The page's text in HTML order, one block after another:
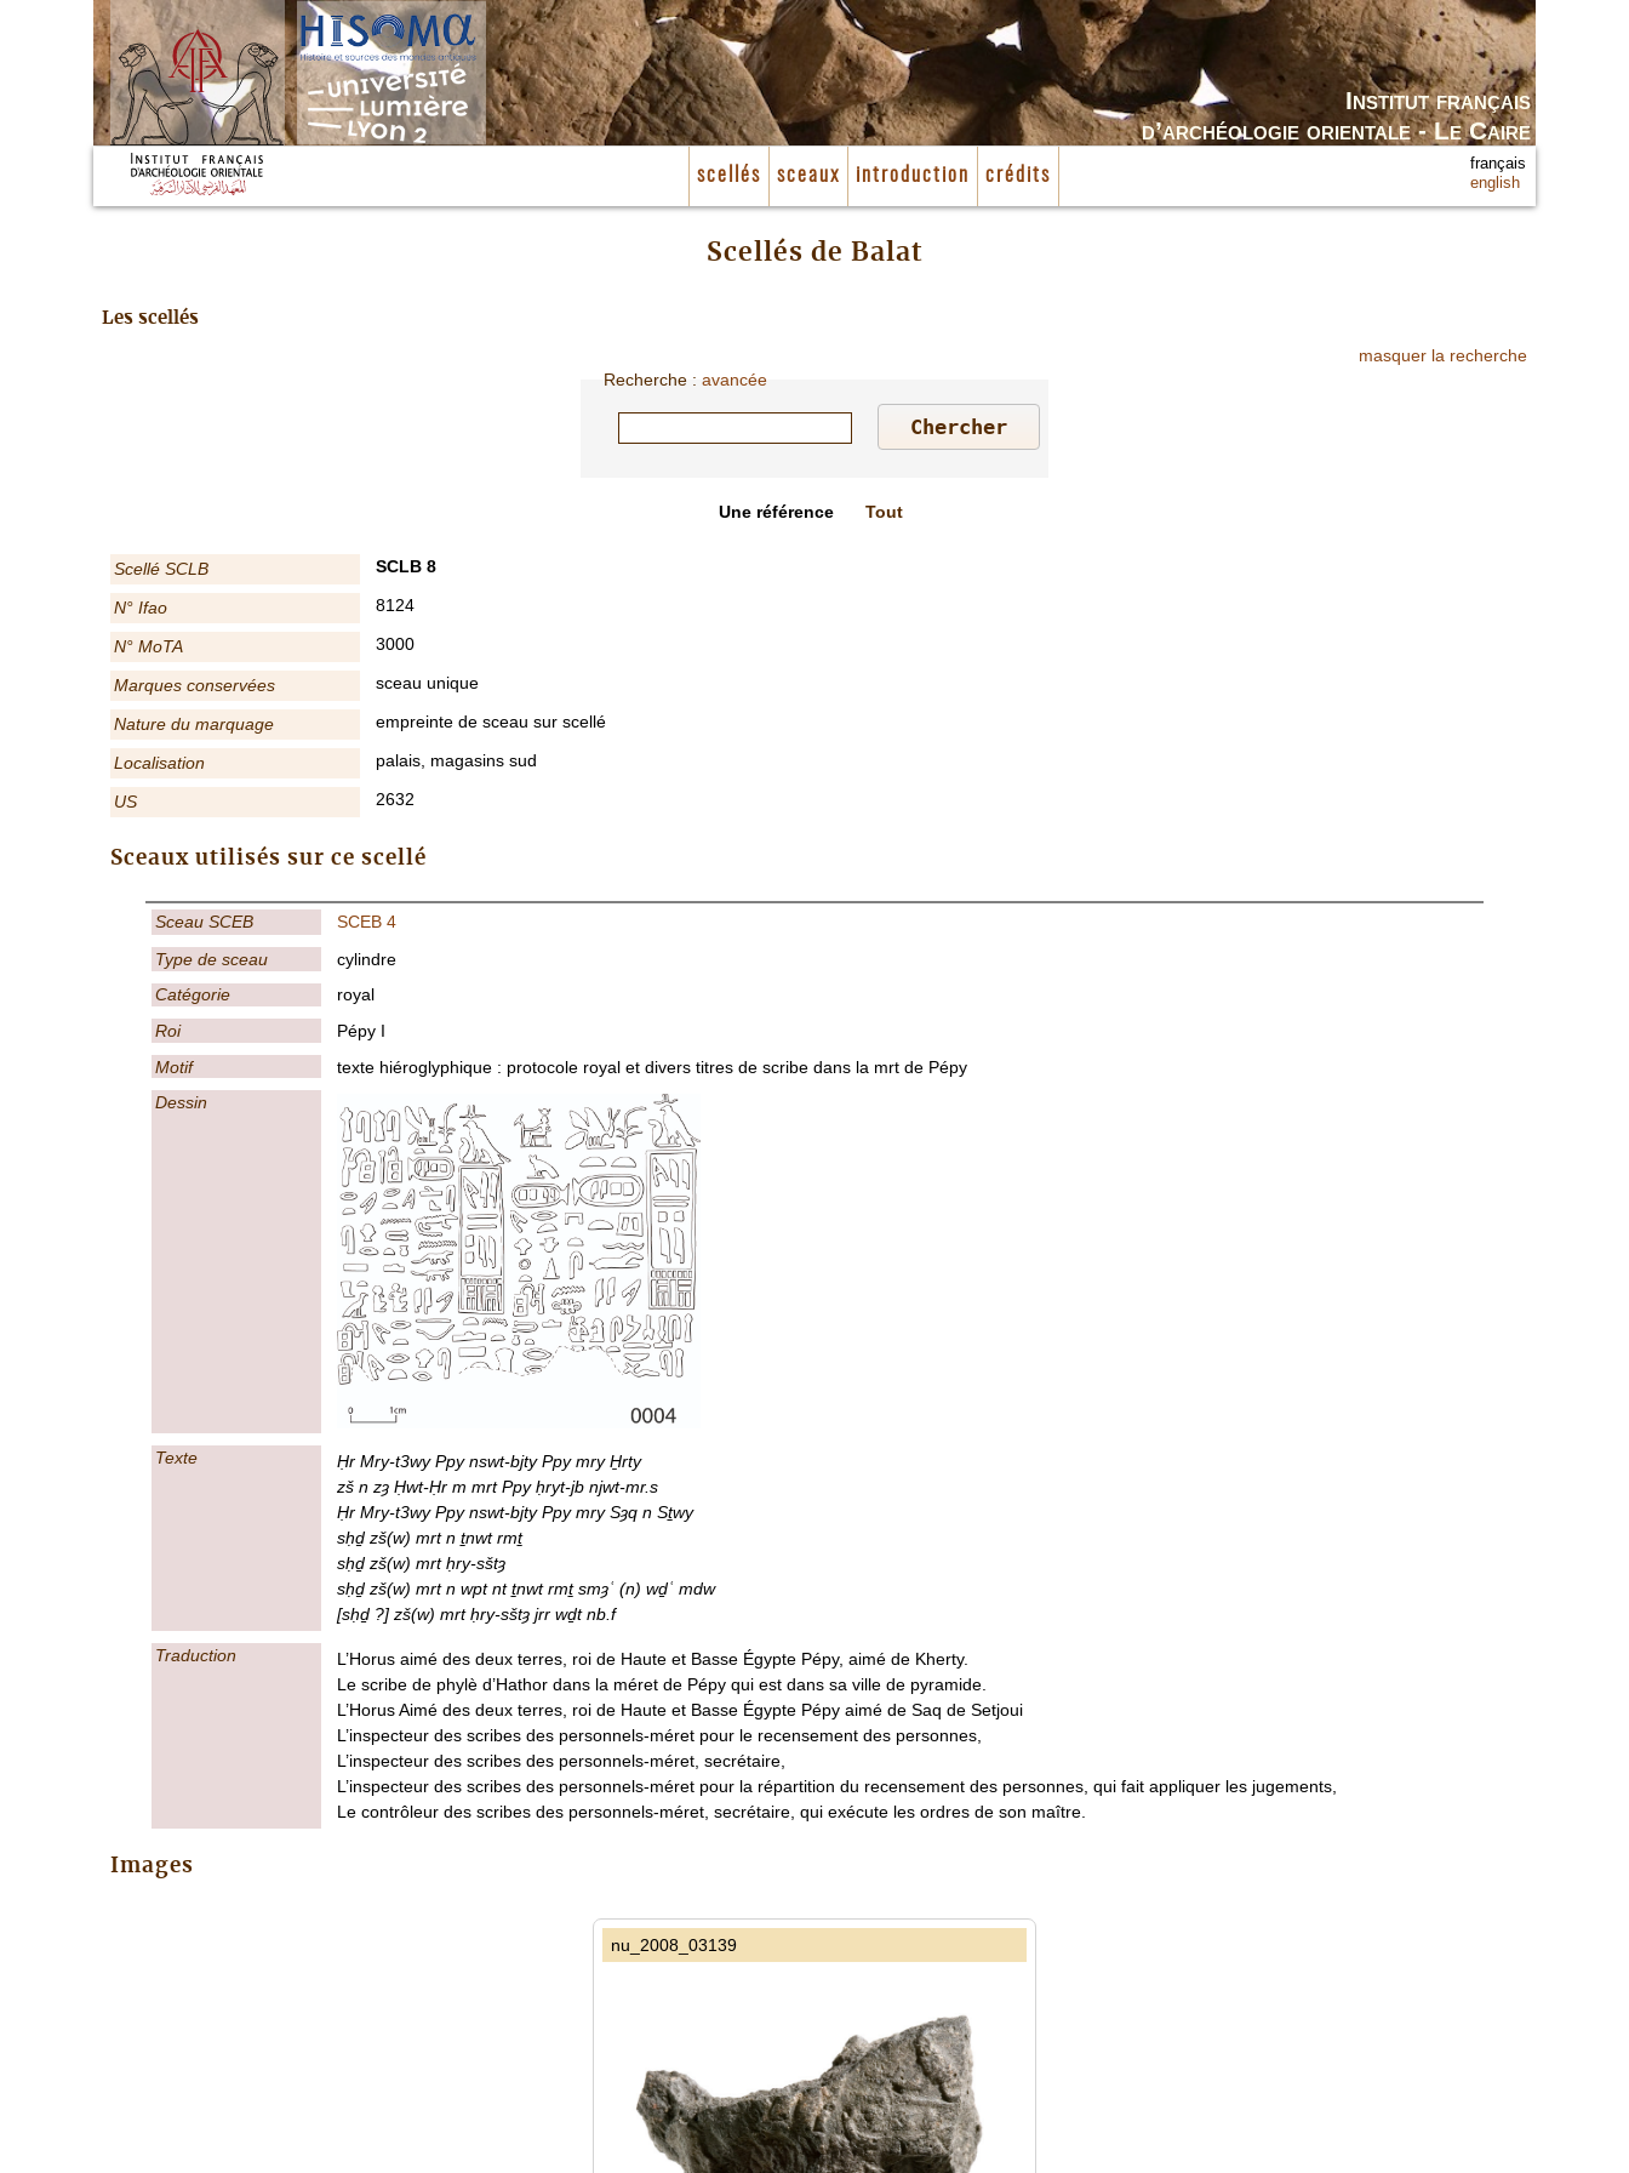
Institut français
d’archéologie orientale - Le Caire
scellés sceaux introduction crédits
français
english
Scellés de Balat
Les scellés
masquer la recherche
Recherche :avancée
Une référence Tout
Scellé SCLB SCLB 8
N° Ifao 8124
N° MoTA 3000
Marques conservées sceau unique
Nature du marquage empreinte de sceau sur scellé
Localisation palais, magasins sud
US 2632
Sceaux utilisés sur ce scellé
Sceau SCEB
SCEB 4
Type de sceau
cylindre
Catégorie
royal
Roi
Pépy I
Motif
texte hiéroglyphique : protocole royal et divers titres de scribe dans la mrt de Pépy
Dessin
Texte
Ḥr Mry-t3wy Ppy nswt-bjty Ppy mry H̱rty
zš n zȝ Ḥwt-Ḥr m mrt Ppy ḥryt-jb njwt-mr.s
Ḥr Mry-t3wy Ppy nswt-bjty Ppy mry Sȝq n Sṯwy
sḥḏ zš(w) mrt n ṯnwt rmṯ
sḥḏ zš(w) mrt ḥry-sštȝ
sḥḏ zš(w) mrt n wpt nt ṯnwt rmṯ smȝʿ (n) wḏʿ mdw
[sḥḏ ?] zš(w) mrt ḥry-sštȝ jrr wḏt nb.f
Traduction
L’Horus aimé des deux terres, roi de Haute et Basse Égypte Pépy, aimé de Kherty.
Le scribe de phylè d’Hathor dans la méret de Pépy qui est dans sa ville de pyramide.
L’Horus Aimé des deux terres, roi de Haute et Basse Égypte Pépy aimé de Saq de Setjoui
L’inspecteur des scribes des personnels-méret pour le recensement des personnes,
L’inspecteur des scribes des personnels-méret, secrétaire,
L’inspecteur des scribes des personnels-méret pour la répartition du recensement des personnes, qui fait appliquer les jugements,
Le contrôleur des scribes des personnels-méret, secrétaire, qui exécute les ordres de son maître.
Images
nu_2008_03139